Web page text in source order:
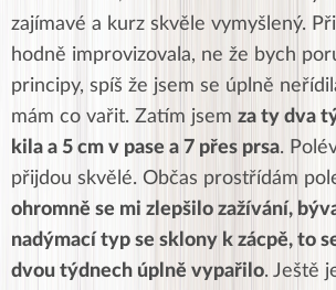
zajímavé a kurz skvěle vymyšlený.
hodně improvizovala, ne že bych
principy, spíš že jsem se úplně
mám co vařit. Zatím jsem za ty dva
kila a 5 cm v pase a 7 přes prsa.
přijdou skvělé. Občas prostřídám
ohromně se mi zlepšilo zažívání,
nadýmací typ se sklony k zácpě, to
dvou týdnech úplně vypařilo. Ještě